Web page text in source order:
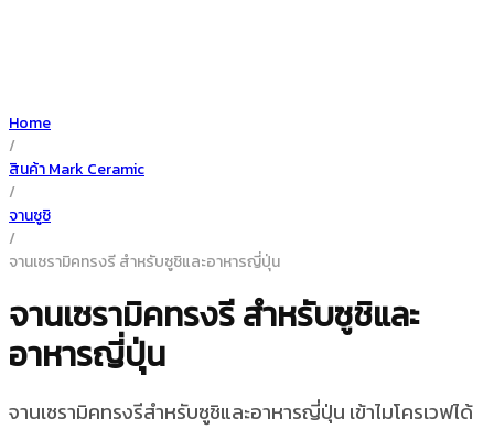
Home
/
สินค้า Mark Ceramic
/
จานซูชิ
/
จานเซรามิคทรงรี สำหรับซูชิและอาหารญี่ปุ่น
จานเซรามิคทรงรี สำหรับซูชิและ
อาหารญี่ปุ่น
จานเซรามิคทรงรีสำหรับซูชิและอาหารญี่ปุ่น เข้าไมโครเวฟได้